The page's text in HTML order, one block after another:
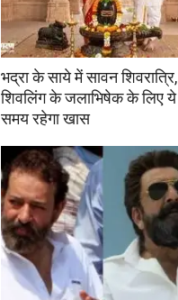
भद्रा के साये में सावन शिवरात्रि,
शिवलिंग के जलाभिषेक के लिए ये
समय रहेगा खास